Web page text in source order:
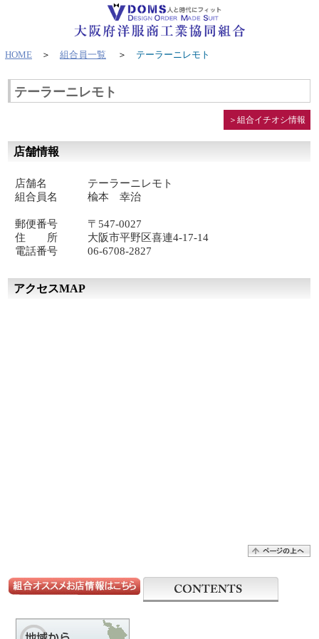
HOME ＞ 組合員一覧 ＞ テーラーニレモト
テーラーニレモト
＞組合イチオシ情報
店舗情報
店舗名
テーラーニレモト
組合員名
楡本 幸治
郵便番号
〒547-0027
住 所
大阪市平野区喜連4-17-14
電話番号
06-6708-2827
アクセスMAP